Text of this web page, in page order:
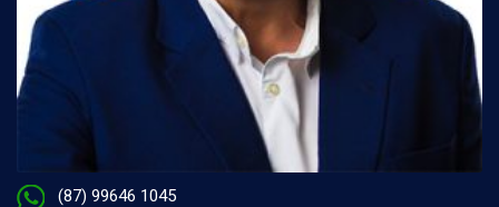
(87) 99646 1045